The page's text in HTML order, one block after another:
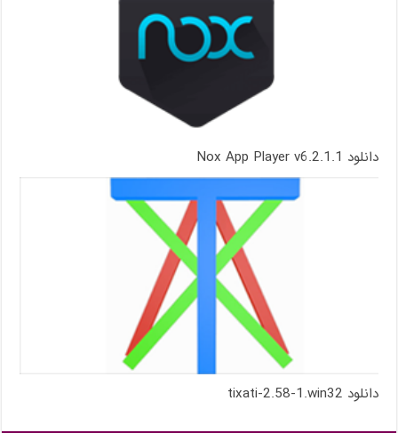
دانلود Nox App Player v6.2.1.1
دانلود tixati-2.58-1.win32